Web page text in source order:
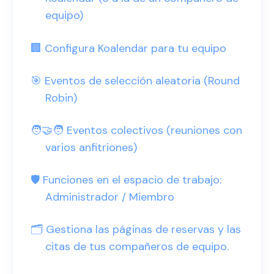
equipo)
🏢 Configura Koalendar para tu equipo
🎯 Eventos de selección aleatoria (Round
Robin)
🧑‍🤝‍🧑 Eventos colectivos (reuniones con
varios anfitriones)
🛡️ Funciones en el espacio de trabajo:
Administrador / Miembro
🗂️ Gestiona las páginas de reservas y las
citas de tus compañeros de equipo.